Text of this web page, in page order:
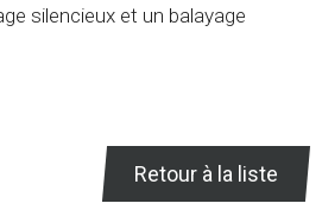
silencieux et un balayage
Retour à la liste